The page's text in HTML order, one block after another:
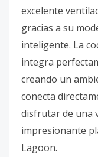
excelente
gracias a su
inteligente. La
integra
creando un
conecta
disfrutar de una
impresionante
Lagoon.